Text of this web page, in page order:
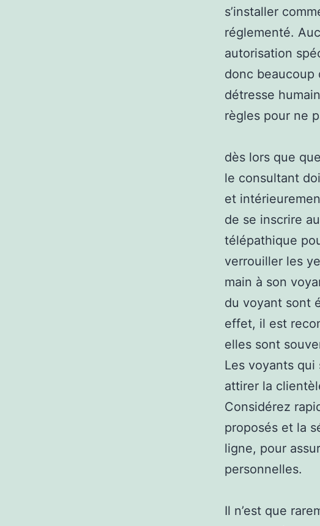
s’installer
réglementé.
autorisation
donc beaucoup
détresse
règles pour ne
dès lors que
le consultant
et
de se inscrire
télépathique
verrouiller les
main à son
du voyant sont
effet, il est
elles sont
Les voyants
attirer la
Considérez
proposés et la
ligne, pour
personnelles.
Il n’est que